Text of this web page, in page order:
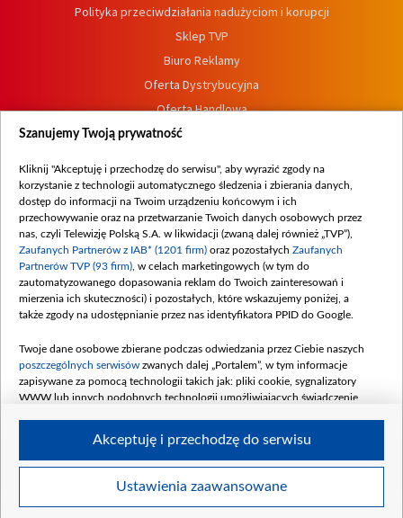
Polityka przeciwdziałania nadużyciom i korupcji
Sklep TVP
Biuro Reklamy
Oferta Dystrybucyjna
Oferta Handlowa
Dostępność
Procedura zgłoszeń wewnętrznych
© 2026 Telewizja Polska S. A. w likwidacji
Szanujemy Twoją prywatność
Kliknij "Akceptuję i przechodzę do serwisu", aby wyrazić zgody na
korzystanie z technologii automatycznego śledzenia i zbierania danych,
dostęp do informacji na Twoim urządzeniu końcowym i ich
przechowywanie oraz na przetwarzanie Twoich danych osobowych przez
nas, czyli Telewizję Polską S.A. w likwidacji (zwaną dalej również „TVP”),
Zaufanych Partnerów z IAB* (1201 firm) oraz pozostałych Zaufanych
Partnerów TVP (93 firm) , w celach marketingowych (w tym do
zautomatyzowanego dopasowania reklam do Twoich zainteresowań i
mierzenia ich skuteczności) i pozostałych, które wskazujemy poniżej, a
także zgody na udostępnianie przez nas identyfikatora PPID do Google.
Twoje dane osobowe zbierane podczas odwiedzania przez Ciebie naszych
poszczególnych serwisów zwanych dalej „Portalem”, w tym informacje
zapisywane za pomocą technologii takich jak: pliki cookie, sygnalizatory
WWW lub innych podobnych technologii umożliwiających świadczenie
Twoje dane osobowe zbierane podczas odwiedzania przez Ciebie
Ustawienia zaawansowane
Akceptuję i przechodzę do serwisu